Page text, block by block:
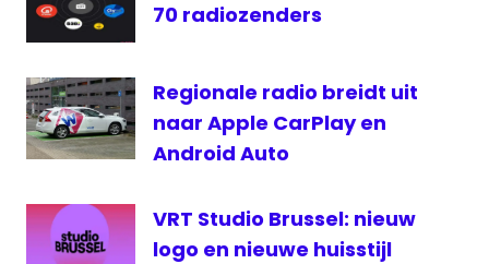
70 radiozenders
Regionale radio breidt uit
naar Apple CarPlay en
Android Auto
VRT Studio Brussel: nieuw
logo en nieuwe huisstijl